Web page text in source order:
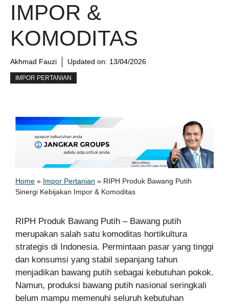
IMPOR &
KOMODITAS
Akhmad Fauzi Updated on: 13/04/2026
IMPOR PERTANIAN
Home » Impor Pertanian » RIPH Produk Bawang Putih
Sinergi Kebijakan Impor & Komoditas
RIPH Produk Bawang Putih – Bawang putih
merupakan salah satu komoditas hortikultura
strategis di Indonesia. Permintaan pasar yang tinggi
dan konsumsi yang stabil sepanjang tahun
menjadikan bawang putih sebagai kebutuhan pokok.
Namun, produksi bawang putih nasional seringkali
belum mampu memenuhi seluruh kebutuhan